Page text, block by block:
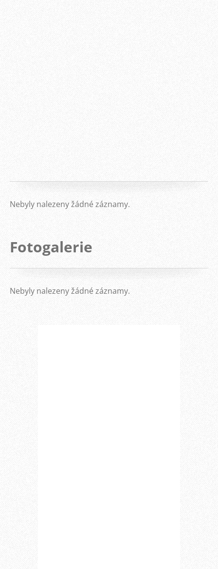
Nebyly nalezeny žádné záznamy.
Fotogalerie
Nebyly nalezeny žádné záznamy.